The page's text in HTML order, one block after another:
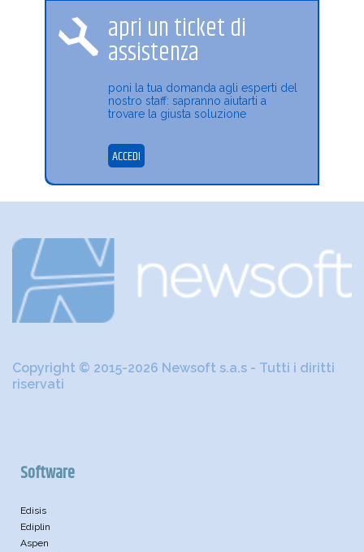
apri un ticket di
assistenza
poni la tua domanda agli esperti del
nostro staff: sapranno aiutarti a
trovare la giusta soluzione
ACCEDI
Copyright © 2015-2026 Newsoft s.a.s - Tutti i diritti
riservati
Software
Edisis
Ediplin
Aspen